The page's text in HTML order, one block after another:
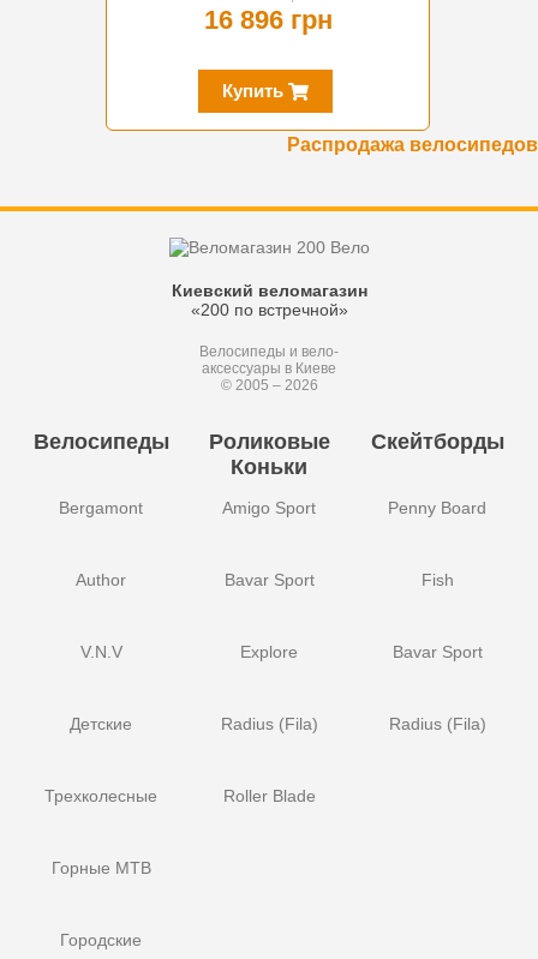
16 896 грн
Купить
Распродажа велосипедов
Киевский веломагазин
«200 по встречной»
Велосипеды и вело-
аксессуары в Киеве
© 2005 – 2026
Велосипеды
Bergamont
Author
V.N.V
Детские
Трехколесные
Горные MTB
Городские
Роликовые
Коньки
Amigo Sport
Bavar Sport
Explore
Radius (Fila)
Roller Blade
Скейтборды
Penny Board
Fish
Bavar Sport
Radius (Fila)